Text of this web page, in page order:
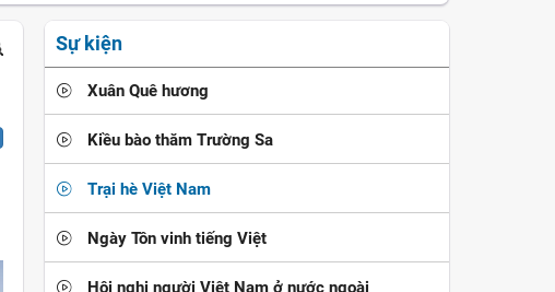
Sự kiện
Xuân Quê hương
Kiều bào thăm Trường Sa
Trại hè Việt Nam
Ngày Tôn vinh tiếng Việt
Hội nghị người Việt Nam ở nước ngoài